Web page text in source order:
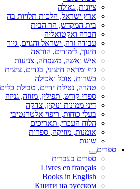
ציונות, גאולה
ארץ ישראל, הלכות תלויות בה
בית המקדש, הר הבית
חברה ואקטואליה
עבודה זרה, ישראל והגוים, גיור
חינוך, לימודים, הוראה
איש ואשה, משפחה, צניעות
גוף ומראה חיצוני, בגדים, ציצית
כשרות, אוכל ואכילה
טהרה, נטילת ידיים, טבילת כלים
ספרי קודש, תפילין, מזוזה, גניזה
דיני ממונות ונזקין, צדקה
בעלי כוחות, ריפוי אלטרנטיבי
הלוח העברי, תאריכים
אומנות, מוזיקה, ספרות
שונות
ספרים
ספרים בעברית
Livres en français
Books in English
Книги на русском